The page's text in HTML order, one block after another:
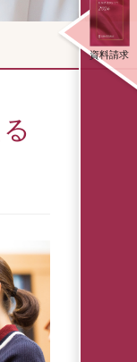
資料請求